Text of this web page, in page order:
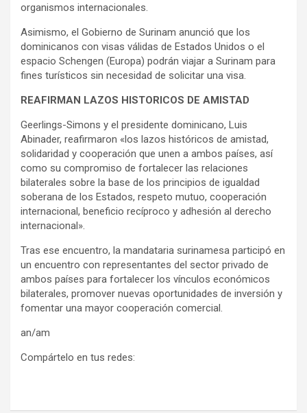
organismos internacionales.
Asimismo, el Gobierno de Surinam anunció que los
dominicanos con visas válidas de Estados Unidos o el
espacio Schengen (Europa) podrán viajar a Surinam para
fines turísticos sin necesidad de solicitar una visa.
REAFIRMAN LAZOS HISTORICOS DE AMISTAD
Geerlings-Simons y el presidente dominicano, Luis
Abinader, reafirmaron «los lazos históricos de amistad,
solidaridad y cooperación que unen a ambos países, así
como su compromiso de fortalecer las relaciones
bilaterales sobre la base de los principios de igualdad
soberana de los Estados, respeto mutuo, cooperación
internacional, beneficio recíproco y adhesión al derecho
internacional».
Tras ese encuentro, la mandataria surinamesa participó en
un encuentro con representantes del sector privado de
ambos países para fortalecer los vínculos económicos
bilaterales, promover nuevas oportunidades de inversión y
fomentar una mayor cooperación comercial.
an/am
Compártelo en tus redes: